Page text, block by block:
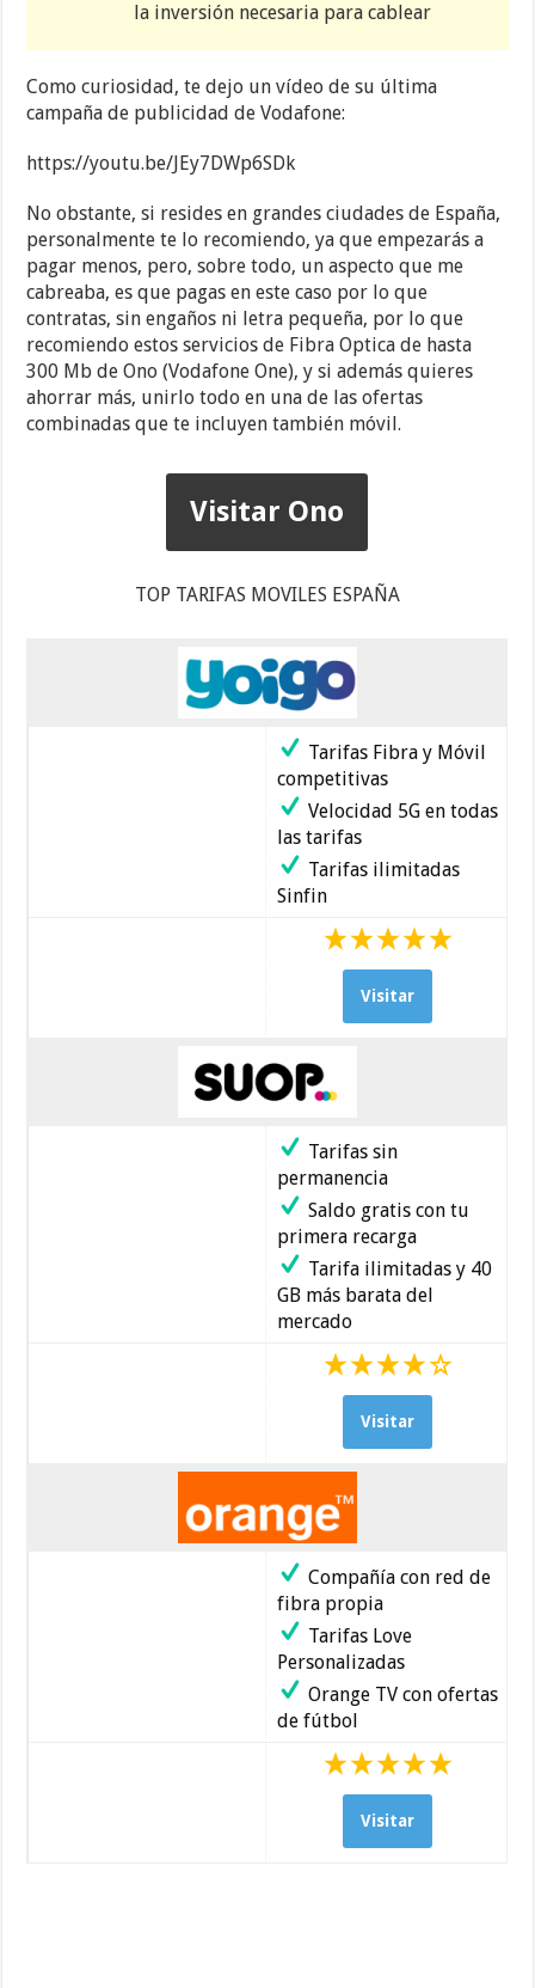
la inversión necesaria para cablear
Como curiosidad, te dejo un vídeo de su última
campaña de publicidad de Vodafone:
https://youtu.be/JEy7DWp6SDk
No obstante, si resides en grandes ciudades de España,
personalmente te lo recomiendo, ya que empezarás a
pagar menos, pero, sobre todo, un aspecto que me
cabreaba, es que pagas en este caso por lo que
contratas, sin engaños ni letra pequeña, por lo que
recomiendo estos servicios de Fibra Optica de hasta
300 Mb de Ono (Vodafone One), y si además quieres
ahorrar más, unirlo todo en una de las ofertas
combinadas que te incluyen también móvil.
Visitar Ono
TOP TARIFAS MOVILES ESPAÑA
Tarifas Fibra y Móvil
competitivas
Velocidad 5G en todas
las tarifas
Tarifas ilimitadas
Sinfin
Visitar
Tarifas sin
permanencia
Saldo gratis con tu
primera recarga
Tarifa ilimitadas y 40
GB más barata del
mercado
Visitar
Compañía con red de
fibra propia
Tarifas Love
Personalizadas
Orange TV con ofertas
de fútbol
Visitar